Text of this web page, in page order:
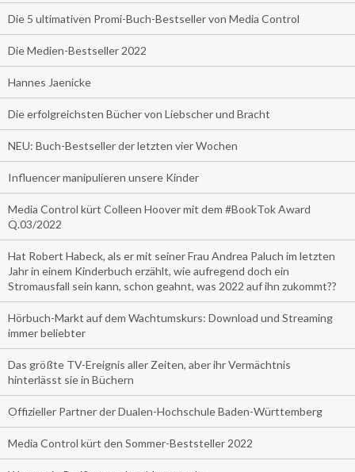
Die 5 ultimativen Promi-Buch-Bestseller von Media Control
Die Medien-Bestseller 2022
Hannes Jaenicke
Die erfolgreichsten Bücher von Liebscher und Bracht
NEU: Buch-Bestseller der letzten vier Wochen
Influencer manipulieren unsere Kinder
Media Control kürt Colleen Hoover mit dem #BookTok Award
Q.03/2022
Hat Robert Habeck, als er mit seiner Frau Andrea Paluch im letzten
Jahr in einem Kinderbuch erzählt, wie aufregend doch ein
Stromausfall sein kann, schon geahnt, was 2022 auf ihn zukommt??
Hörbuch-Markt auf dem Wachtumskurs: Download und Streaming
immer beliebter
Das größte TV-Ereignis aller Zeiten, aber ihr Vermächtnis
hinterlässt sie in Büchern
Offizieller Partner der Dualen-Hochschule Baden-Württemberg
Media Control kürt den Sommer-Beststeller 2022